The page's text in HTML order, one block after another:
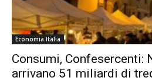
Economia Italia
Consumi, Confesercenti:
arrivano 51 miliardi di